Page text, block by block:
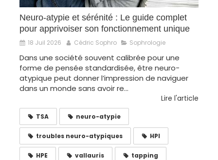
Neuro-atypie et sérénité : Le guide complet
pour apprivoiser son fonctionnement unique
18 Juil 2026 Cédric Sophro Sophrologie
Dans une société souvent calibrée pour une
forme de pensée standardisée, être neuro-
atypique peut donner l’impression de naviguer
dans un monde sans avoir re...
Lire l'article
TSA neuro-atypie
troubles neuro-atypiques HPI
HPE vallauris tapping